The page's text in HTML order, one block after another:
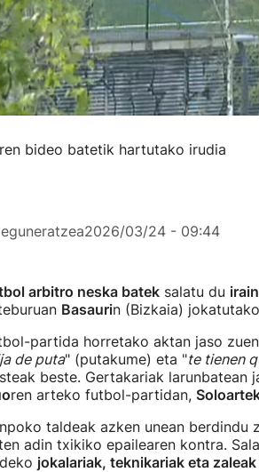
bideo batetik hartutako irudia
2026/03/24 - 09:44
arbitro neska bateksalatu du
Basaurin (Bizkaia)
partida horretako aktan jaso
de puta" (putakume) eta "te tienen
beste. Gertakariak larunbatean
ren arteko futbol-partidan,
taldeak azken unean
adin txikiko epailearen kontra.
jokalariak, teknikariak eta zaleak